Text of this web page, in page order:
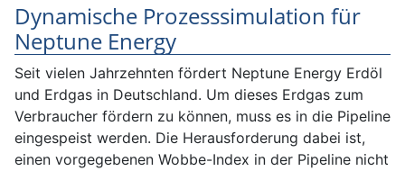
Dynamische Prozesssimulation für
Neptune Energy
Seit vielen Jahrzehnten fördert Neptune Energy Erdöl
und Erdgas in Deutschland. Um dieses Erdgas zum
Verbraucher fördern zu können, muss es in die Pipeline
eingespeist werden. Die Herausforderung dabei ist,
einen vorgegebenen Wobbe-Index in der Pipeline nicht